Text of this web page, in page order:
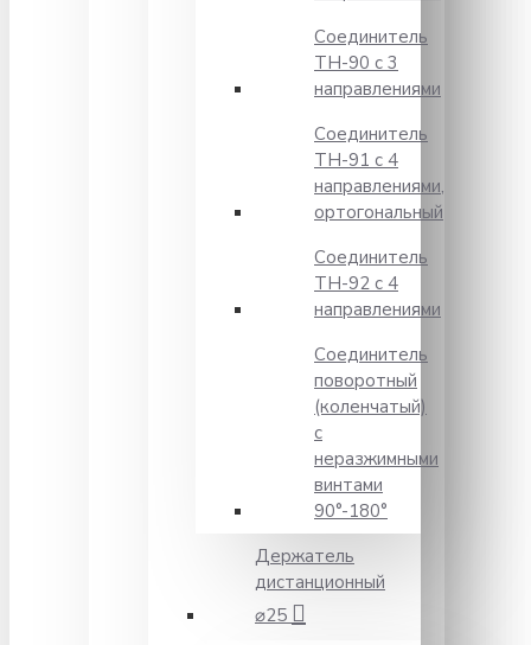
Соединитель
TH-90 с 3
направлениями
Соединитель
TH-91 с 4
направлениями,
ортогональный
Соединитель
TH-92 с 4
направлениями
Соединитель
поворотный
(коленчатый)
с
неразжимными
винтами
90°-180°
Держатель
дистанционный
⌀25